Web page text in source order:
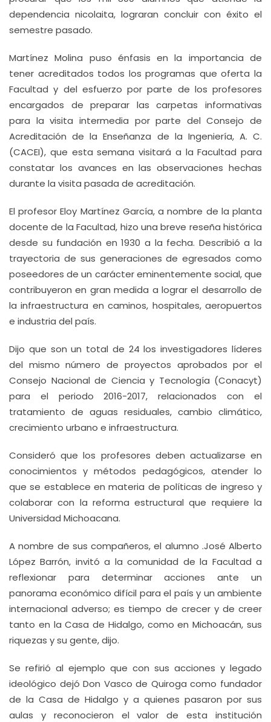
dependencia nicolaita, lograran concluir con éxito el
semestre pasado.
Martínez Molina puso énfasis en la importancia de
tener acreditados todos los programas que oferta la
Facultad y del esfuerzo por parte de los profesores
encargados de preparar las carpetas informativas
para la visita intermedia por parte del Consejo de
Acreditación de la Enseñanza de la Ingeniería, A. C.
(CACEI), que esta semana visitará a la Facultad para
constatar los avances en las observaciones hechas
durante la visita pasada de acreditación.
El profesor Eloy Martínez García, a nombre de la planta
docente de la Facultad, hizo una breve reseña histórica
desde su fundación en 1930 a la fecha. Describió a la
trayectoria de sus generaciones de egresados como
poseedores de un carácter eminentemente social, que
contribuyeron en gran medida a lograr el desarrollo de
la infraestructura en caminos, hospitales, aeropuertos
e industria del país.
Dijo que son un total de 24 los investigadores líderes
del mismo número de proyectos aprobados por el
Consejo Nacional de Ciencia y Tecnología (Conacyt)
para el periodo 2016-2017, relacionados con el
tratamiento de aguas residuales, cambio climático,
crecimiento urbano e infraestructura.
Consideró que los profesores deben actualizarse en
conocimientos y métodos pedagógicos, atender lo
que se establece en materia de políticas de ingreso y
colaborar con la reforma estructural que requiere la
Universidad Michoacana.
A nombre de sus compañeros, el alumno .José Alberto
López Barrón, invitó a la comunidad de la Facultad a
reflexionar para determinar acciones ante un
panorama económico difícil para el país y un ambiente
internacional adverso; es tiempo de crecer y de creer
tanto en la Casa de Hidalgo, como en Michoacán, sus
riquezas y su gente, dijo.
Se refirió al ejemplo que con sus acciones y legado
ideológico dejó Don Vasco de Quiroga como fundador
de la Casa de Hidalgo y a quienes pasaron por sus
aulas y reconocieron el valor de esta institución